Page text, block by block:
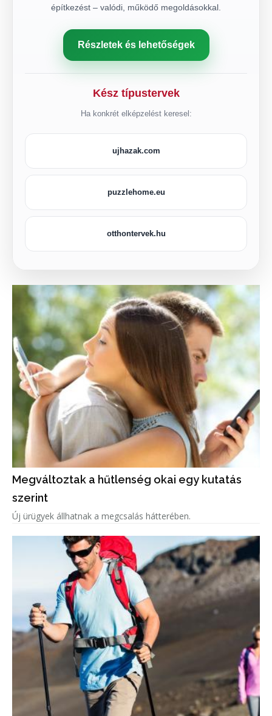
építkezést – valódi, működő megoldásokkal.
Részletek és lehetőségek
Kész típustervek
Ha konkrét elképzelést keresel:
ujhazak.com
puzzlehome.eu
otthontervek.hu
Megváltoztak a hűtlenség okai egy kutatás
szerint
Új ürügyek állhatnak a megcsalás hátterében.